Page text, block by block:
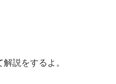
説をするよ。